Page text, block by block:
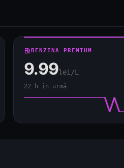
local_gas_stationBENZINA PREMIUM
9.99lei/L
22 h în urmă